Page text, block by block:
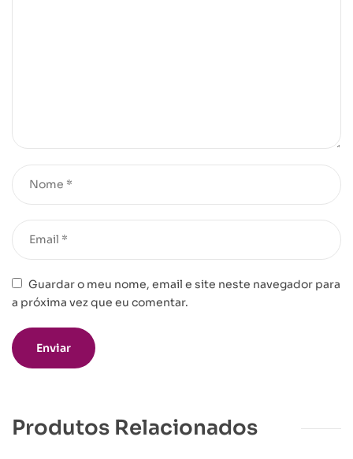
Guardar o meu nome, email e site neste navegador para
a próxima vez que eu comentar.
Produtos Relacionados